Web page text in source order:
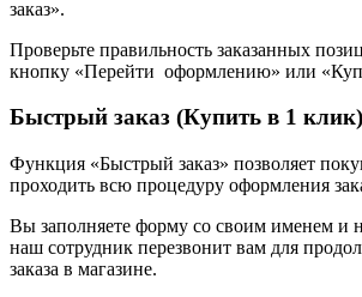
заказ».
Проверьте правильность заказанных
кнопку «Перейти оформлению» или
Быстрый заказ (Купить в 1 клик)
Функция «Быстрый заказ» позволяет
проходить всю процедуру оформления
Вы заполняете форму со своим именем и
наш сотрудник перезвонит вам для
заказа в магазине.